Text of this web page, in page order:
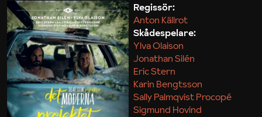
Maja Kekonius
Regissör:
Anton Källrot
Skådespelare:
Ylva Olaison
Jonathan Silén
Eric Stern
Karin Bengtsson
Sally Palmqvist Procopé
Sigmund Hovind